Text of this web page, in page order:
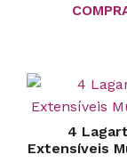
4
Extensíveis